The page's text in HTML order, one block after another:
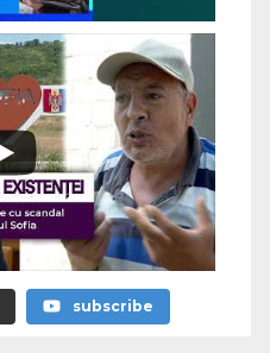
subscribe